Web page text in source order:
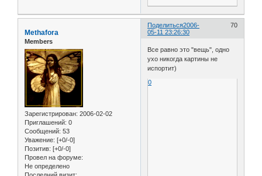
Поделиться 70
2006-
05-11 23:26:30
Methafora
Members
Зарегистрирован: 2006-02-02
Приглашений: 0
Сообщений: 53
Уважение: [+0/-0]
Позитив: [+0/-0]
Провел на форуме:
Не определено
Все равно это "вещь", одно
ухо никогда картины не
испортит)
0